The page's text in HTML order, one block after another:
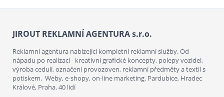
JIROUT REKLAMNÍ AGENTURA s.r.o.
Reklamní agentura nabízející kompletní reklamní služby. Od
nápadu po realizaci - kreativní grafické koncepty, polepy vozidel,
výroba cedulí, označení provozoven, reklamní předměty a textil s
potiskem. Weby, e-shopy, on-line marketing. Pardubice, Hradec
Králové, Praha. 40 lidí